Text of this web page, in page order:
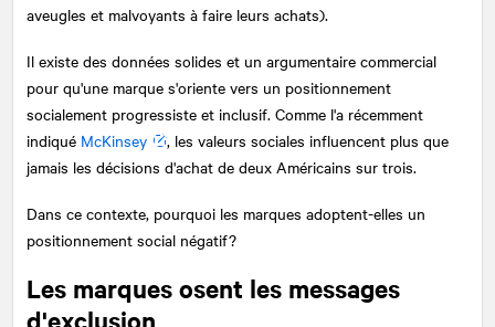
aveugles et malvoyants à faire leurs achats).
Il existe des données solides et un argumentaire commercial
pour qu'une marque s'oriente vers un positionnement
socialement progressiste et inclusif. Comme l'a récemment
indiqué McKinsey
, les valeurs sociales influencent plus que
jamais les décisions d'achat de deux Américains sur trois.
Dans ce contexte, pourquoi les marques adoptent-elles un
positionnement social négatif?
Les marques osent les messages
d'exclusion